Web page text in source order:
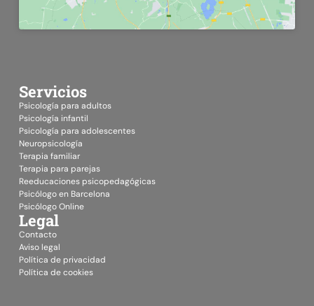
Servicios
Psicología para adultos
Psicología infantil
Psicología para adolescentes
Neuropsicología
Terapia familiar
Terapia para parejas
Reeducaciones psicopedagógicas
Psicólogo en Barcelona
Psicólogo Online
Legal
Contacto
Aviso legal
Política de privacidad
Política de cookies